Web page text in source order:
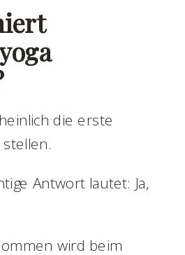
die erste
stellen.
Antwort lautet: Ja,
wird beim